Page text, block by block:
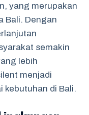
yang merupakan
Bali. Dengan
semakin
lebih
menjadi
kebutuhan di Bali.